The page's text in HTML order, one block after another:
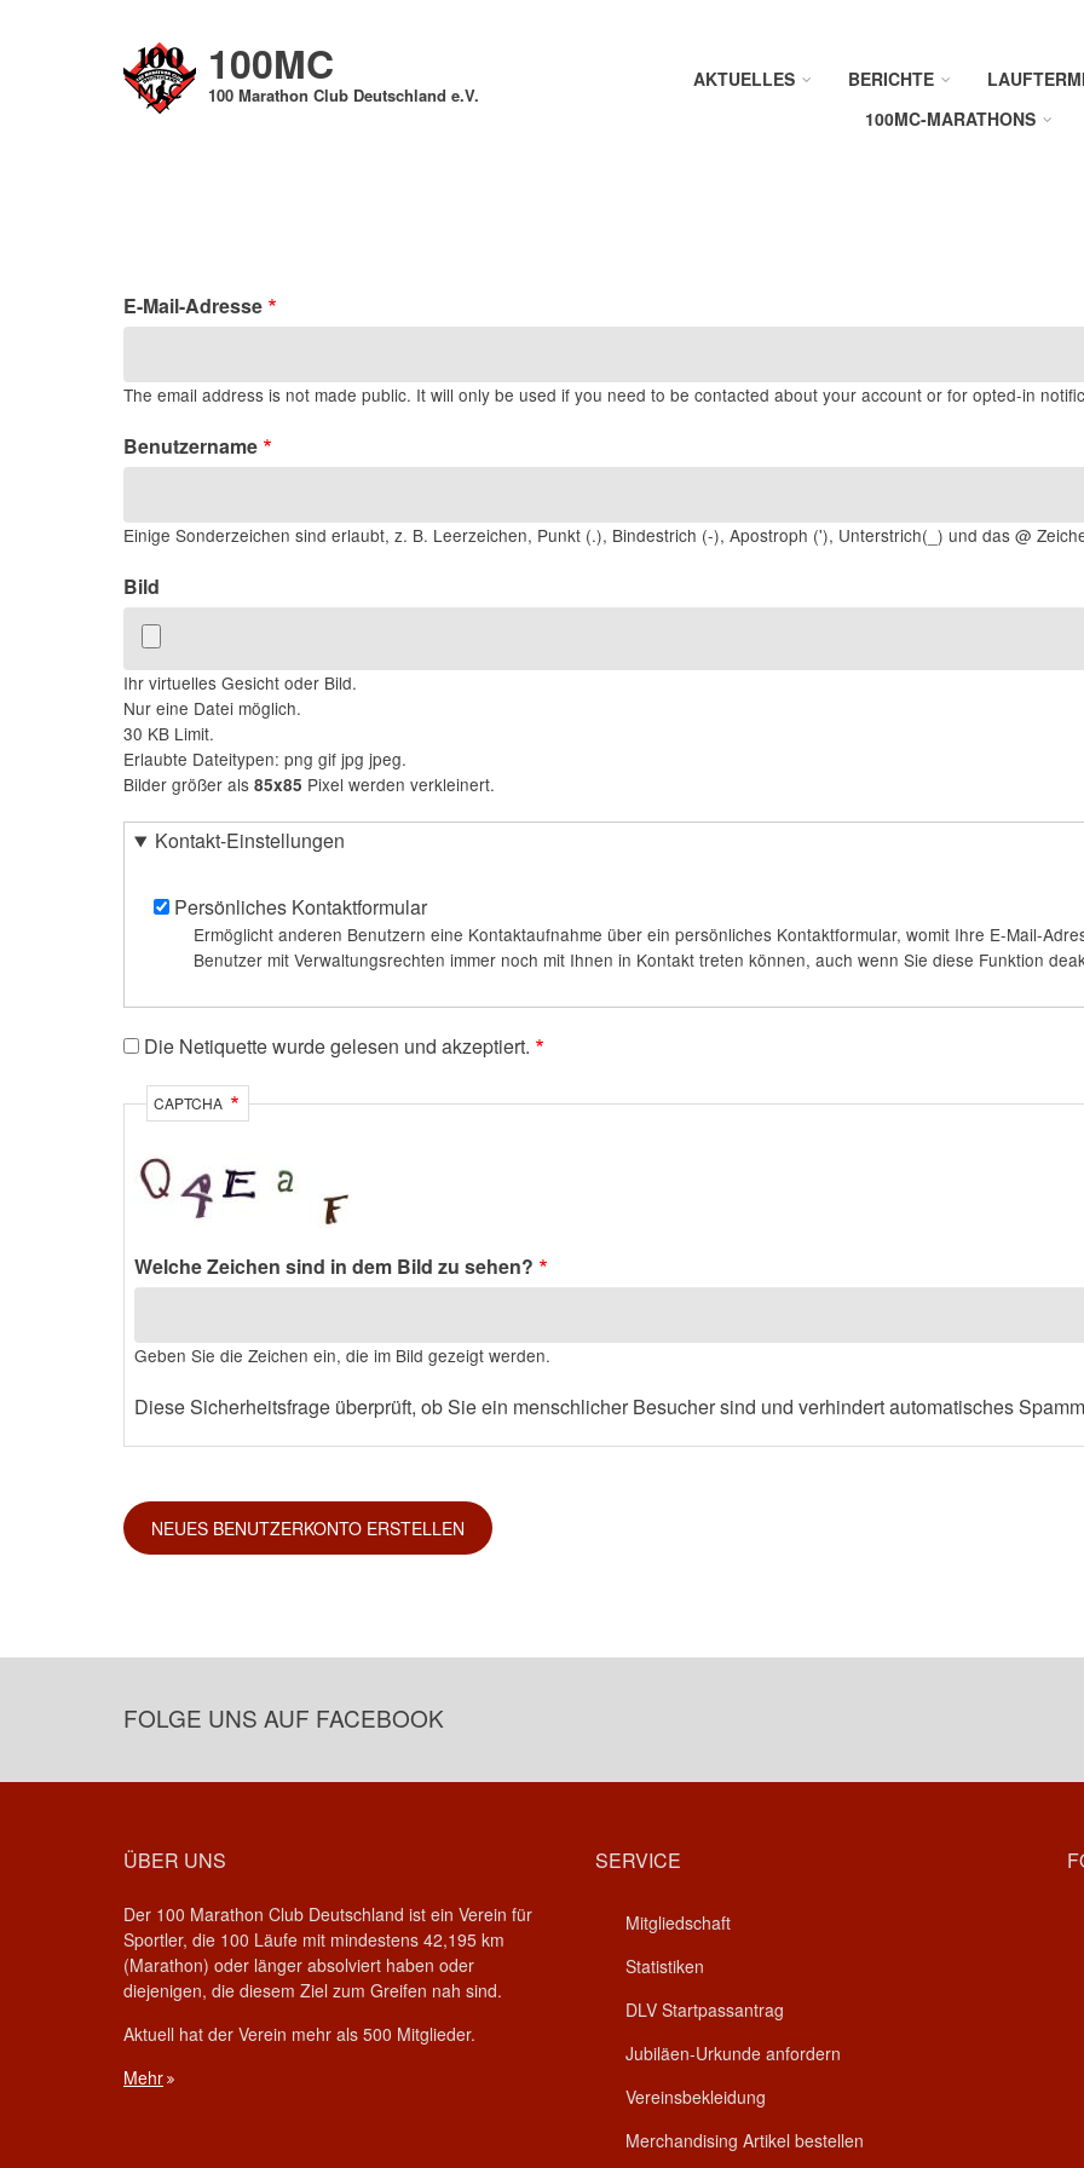
100MC
100 Marathon Club Deutschland e.V.
AKTUELLES BERICHTE
100MC-MARATHONS
E-Mail-Adresse
The email address is not made public. It will only be used if you need to be contacted about your account or for opted-in
Benutzername
Einige Sonderzeichen sind erlaubt, z. B. Leerzeichen, Punkt (.), Bindestrich (-), Apostroph ('), Unterstrich(_) und das @
Bild
Ihr virtuelles Gesicht oder Bild.
Nur eine Datei möglich.
30 KB Limit.
Erlaubte Dateitypen: png gif jpg jpeg.
Bilder größer als 85x85 Pixel werden verkleinert.
Kontakt-Einstellungen
Persönliches Kontaktformular
Ermöglicht anderen Benutzern eine Kontaktaufnahme über ein persönliches Kontaktformular, womit Ihre E-Mail-
Benutzer mit Verwaltungsrechten immer noch mit Ihnen in Kontakt treten können, auch wenn Sie diese Funktion
Die Netiquette wurde gelesen und akzeptiert.
CAPTCHA
Welche Zeichen sind in dem Bild zu sehen?
Geben Sie die Zeichen ein, die im Bild gezeigt werden.
Diese Sicherheitsfrage überprüft, ob Sie ein menschlicher Besucher sind und verhindert automatisches
FOLGE UNS AUF FACEBOOK
ÜBER UNS
Der 100 Marathon Club Deutschland ist ein Verein für
Sportler, die 100 Läufe mit mindestens 42,195 km
(Marathon) oder länger absolviert haben oder
diejenigen, die diesem Ziel zum Greifen nah sind.
Aktuell hat der Verein mehr als 500 Mitglieder.
Mehr
SERVICE
Mitgliedschaft
Statistiken
DLV Startpassantrag
Jubiläen-Urkunde anfordern
Vereinsbekleidung
Merchandising Artikel bestellen